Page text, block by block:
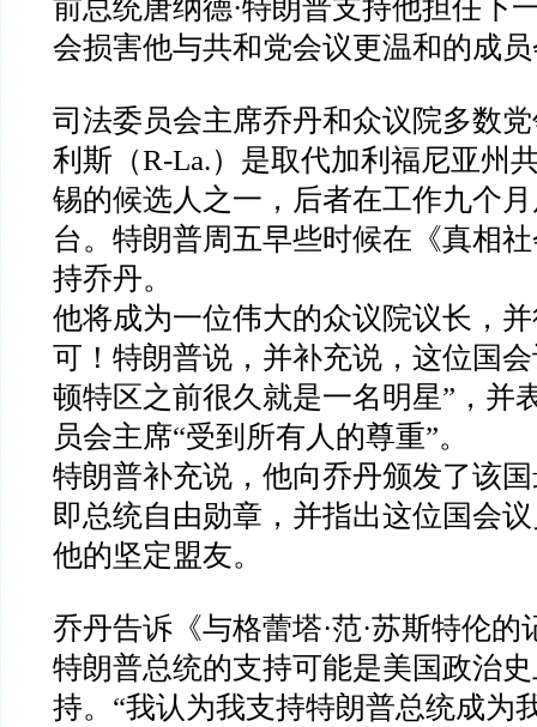
前总统唐纳德·特朗普支持他担任下
会损害他与共和党会议更温和的成
司法委员会主席乔丹和众议院多数
利斯（R-La.）是取代加利福尼亚州
锡的候选人之一，后者在工作九个
台。特朗普周五早些时候在《真相
持乔丹。
他将成为一位伟大的众议院议长，
可！特朗普说，并补充说，这位国
顿特区之前很久就是一名明星” ，并
员会主席“受到所有人的尊重”。
特朗普补充说，他向乔丹颁发了该
即总统自由勋章，并指出这位国会
他的坚定盟友。
乔丹告诉《与格蕾塔·范·苏斯特伦的
特朗普总统的支持可能是美国政治
持。 “我认为我支持特朗普总统成为